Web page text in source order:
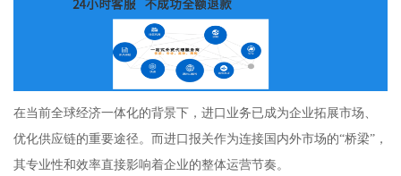
在当前全球经济一体化的背景下，进口业务已成为企业拓展市场、
优化供应链的重要途径。而进口报关作为连接国内外市场的“桥梁”，
其专业性和效率直接影响着企业的整体运营节奏。